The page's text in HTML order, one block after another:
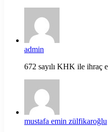
admin
672 sayılı KHK ile ihraç
mustafa emin zülfikaroğlu